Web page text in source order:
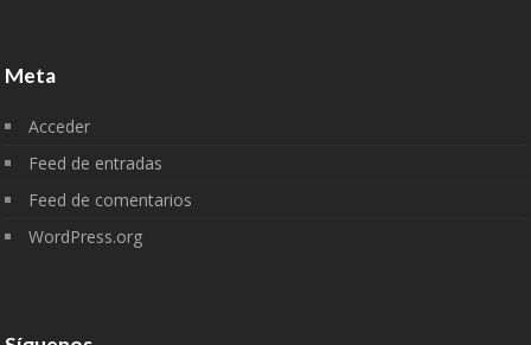
Meta
Acceder
Feed de entradas
Feed de comentarios
WordPress.org